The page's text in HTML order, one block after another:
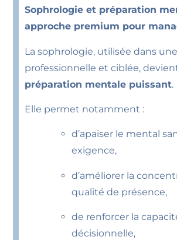
Sophrologie et préparation
approche premium pour
La sophrologie, utilisée dans
professionnelle et ciblée,
préparation mentale puissant.
Elle permet notamment :
d’apaiser le mental
exigence,
d’améliorer la
qualité de présence,
de renforcer la
décisionnelle,